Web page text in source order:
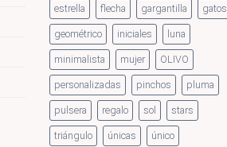
estrella flecha gargantilla gatos
geométrico iniciales luna
minimalista mujer OLIVO
personalizadas pinchos pluma
pulsera regalo sol stars
triángulo únicas único